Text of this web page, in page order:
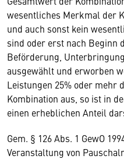
wesentliches Merkmal der
und auch sonst kein
sind oder erst nach Beginn
Beförderung,
ausgewählt und erworben
Leistungen 25% oder mehr
Kombination aus, so ist in
einen erheblichen Anteil
Gem. § 126 Abs. 1 GewO
Veranstaltung von